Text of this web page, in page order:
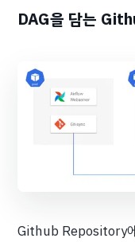
DAG을 담는
Github Repository